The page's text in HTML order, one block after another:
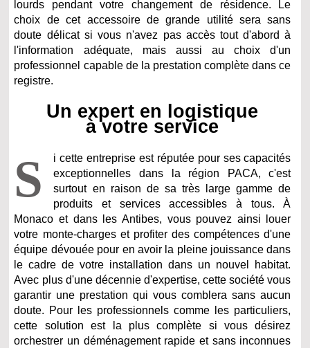
lourds pendant votre changement de résidence. Le
choix de cet accessoire de grande utilité sera sans
doute délicat si vous n'avez pas accès tout d'abord à
l'information adéquate, mais aussi au choix d'un
professionnel capable de la prestation complète dans ce
registre.
Un expert en logistique
à votre service
S
i cette entreprise est réputée pour ses capacités
exceptionnelles dans la région PACA, c'est
surtout en raison de sa très large gamme de
produits et services accessibles à tous. À
Monaco et dans les Antibes, vous pouvez ainsi louer
votre monte-charges et profiter des compétences d'une
équipe dévouée pour en avoir la pleine jouissance dans
le cadre de votre installation dans un nouvel habitat.
Avec plus d'une décennie d'expertise, cette société vous
garantir une prestation qui vous comblera sans aucun
doute. Pour les professionnels comme les particuliers,
cette solution est la plus complète si vous désirez
orchestrer un déménagement rapide et sans inconnues